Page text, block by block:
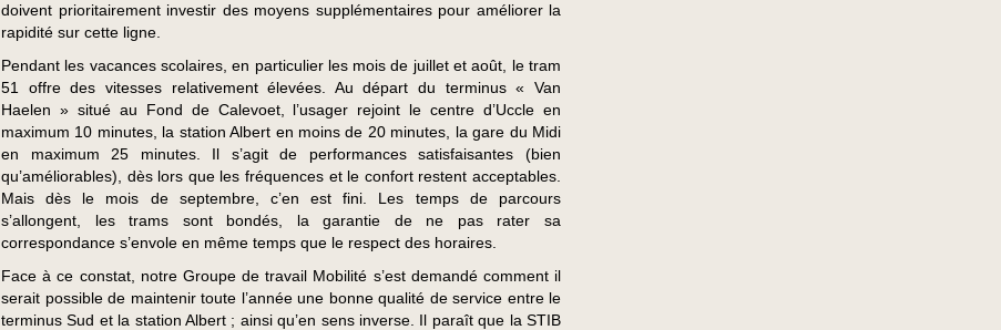
doivent prioritairement investir des moyens supplémentaires pour améliorer la
rapidité sur cette ligne.
Pendant les vacances scolaires, en particulier les mois de juillet et août, le tram
51 offre des vitesses relativement élevées. Au départ du terminus « Van
Haelen » situé au Fond de Calevoet, l’usager rejoint le centre d’Uccle en
maximum 10 minutes, la station Albert en moins de 20 minutes, la gare du Midi
en maximum 25 minutes. Il s’agit de performances satisfaisantes (bien
qu’améliorables), dès lors que les fréquences et le confort restent acceptables.
Mais dès le mois de septembre, c’en est fini. Les temps de parcours
s’allongent, les trams sont bondés, la garantie de ne pas rater sa
correspondance s’envole en même temps que le respect des horaires.
Face à ce constat, notre Groupe de travail Mobilité s’est demandé comment il
serait possible de maintenir toute l’année une bonne qualité de service entre le
terminus Sud et la station Albert ; ainsi qu’en sens inverse. Il paraît que la STIB